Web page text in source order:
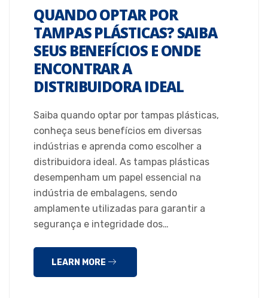
QUANDO OPTAR POR
TAMPAS PLÁSTICAS? SAIBA
SEUS BENEFÍCIOS E ONDE
ENCONTRAR A
DISTRIBUIDORA IDEAL
Saiba quando optar por tampas plásticas,
conheça seus benefícios em diversas
indústrias e aprenda como escolher a
distribuidora ideal. As tampas plásticas
desempenham um papel essencial na
indústria de embalagens, sendo
amplamente utilizadas para garantir a
segurança e integridade dos…
LEARN MORE